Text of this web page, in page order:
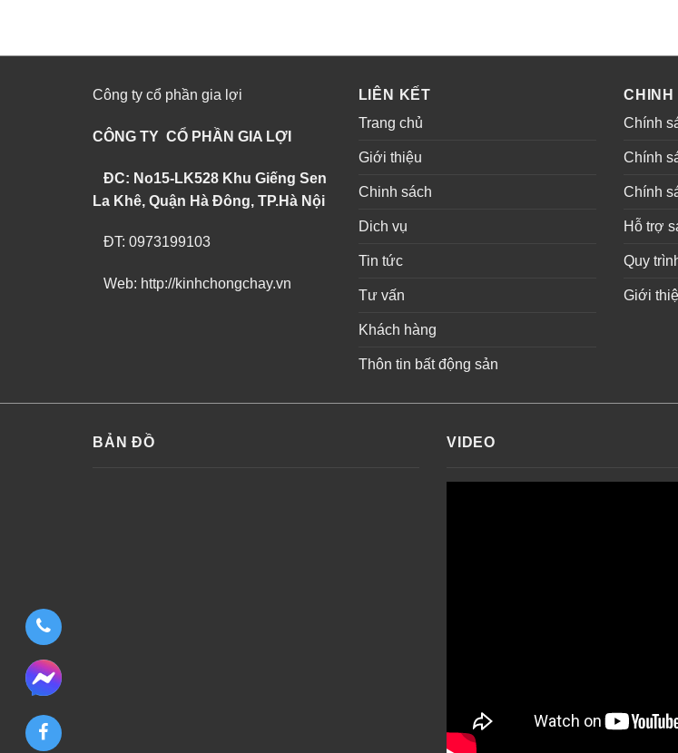
Công ty cổ phần gia lợi
CÔNG TY CỔ PHẦN GIA LỢI
ĐC: No15-LK528 Khu Giếng Sen
La Khê, Quận Hà Đông, TP.Hà Nội
ĐT: 0973199103
Web: http://kinhchongchay.vn
LIÊN KẾT
Trang chủ
Giới thiệu
Chinh sách
Dich vụ
Tin tức
Tư vấn
Khách hàng
Thôn tin bất động sản
CHINH
Chính
Chính
Chính
Hỗ trợ
Quy
Giới
BẢN ĐỒ VIDEO